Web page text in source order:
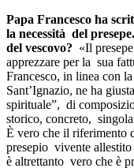
Papa Francesco ha
la necessità del
del vescovo? «Il
apprezzare per la sua
Francesco, in linea con
Sant’Ignazio, ne ha
spirituale”, di
storico, concreto,
È vero che il riferimento
presepio vivente
è altrettanto vero che è